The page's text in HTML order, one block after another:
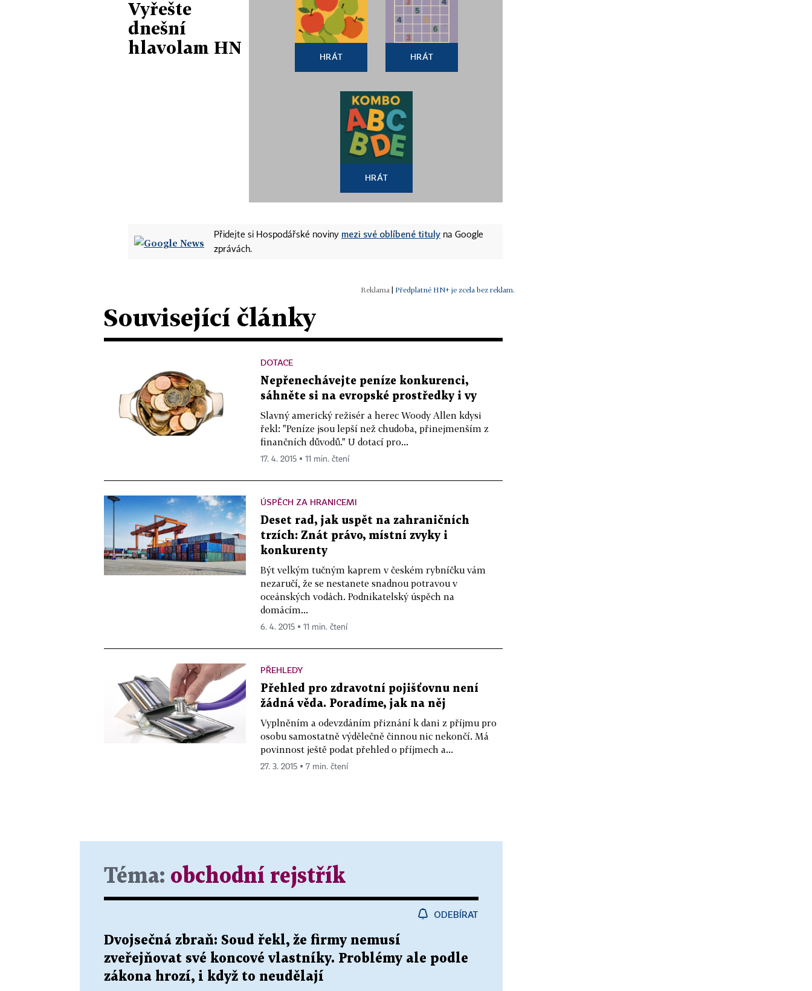
Vyřešte
dnešní
hlavolam HN
HRÁT HRÁT
HRÁT
Přidejte si Hospodářské noviny mezi své oblíbené tituly na Google
zprávách.
| Předplatné HN+ je zcela bez reklam.
Související články
DOTACE
Nepřenechávejte peníze konkurenci,
sáhněte si na evropské prostředky i vy
Slavný americký režisér a herec Woody Allen kdysi
řekl: "Peníze jsou lepší než chudoba, přinejmenším z
finančních důvodů." U dotací pro...
17. 4. 2015 ▪ 11 min. čtení
ÚSPĚCH ZA HRANICEMI
Deset rad, jak uspět na zahraničních
trzích: Znát právo, místní zvyky i
konkurenty
Být velkým tučným kaprem v českém rybníčku vám
nezaručí, že se nestanete snadnou potravou v
oceánských vodách. Podnikatelský úspěch na
domácím...
6. 4. 2015 ▪ 11 min. čtení
PŘEHLEDY
Přehled pro zdravotní pojišťovnu není
žádná věda. Poradíme, jak na něj
Vyplněním a odevzdáním přiznání k dani z příjmu pro
osobu samostatně výdělečně činnou nic nekončí. Má
povinnost ještě podat přehled o příjmech a...
27. 3. 2015 ▪ 7 min. čtení
Téma: obchodní rejstřík
ODEBÍRAT
Dvojsečná zbraň: Soud řekl, že firmy nemusí
zveřejňovat své koncové vlastníky. Problémy ale podle
zákona hrozí, i když to neudělají